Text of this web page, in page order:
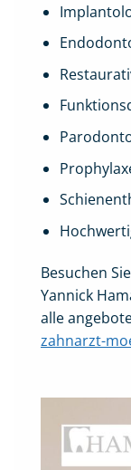
Besuchen
Yannick
alle
zahnarzt-